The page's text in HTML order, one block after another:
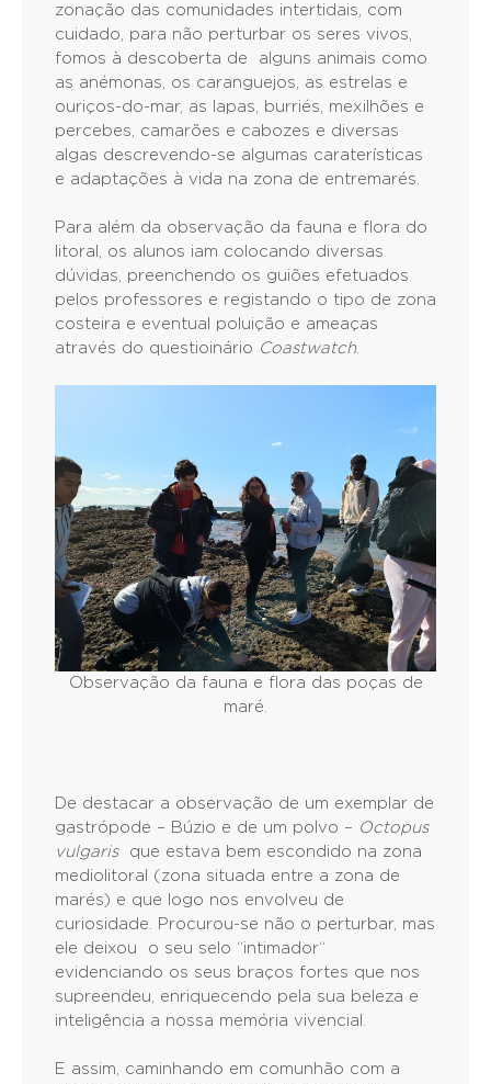
zonação das comunidades intertidais, com
cuidado, para não perturbar os seres vivos,
fomos à descoberta de alguns animais como
as anémonas, os caranguejos, as estrelas e
ouriços-do-mar, as lapas, burriés, mexilhões e
percebes, camarões e cabozes e diversas
algas descrevendo-se algumas caraterísticas
e adaptações à vida na zona de entremarés.
Para além da observação da fauna e flora do
litoral, os alunos iam colocando diversas
dúvidas, preenchendo os guiões efetuados
pelos professores e registando o tipo de zona
costeira e eventual poluição e ameaças
através do questioinário Coastwatch.
Observação da fauna e flora das poças de
maré.
De destacar a observação de um exemplar de
gastrópode – Búzio e de um polvo – Octopus
vulgarisque estava bem escondido na zona
mediolitoral (zona situada entre a zona de
marés) e que logo nos envolveu de
curiosidade. Procurou-se não o perturbar, mas
ele deixou o seu selo “intimador“
evidenciando os seus braços fortes que nos
supreendeu, enriquecendo pela sua beleza e
inteligência a nossa memória vivencial.
E assim, caminhando em comunhão com a